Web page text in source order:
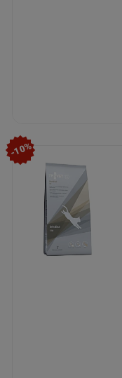
-10%